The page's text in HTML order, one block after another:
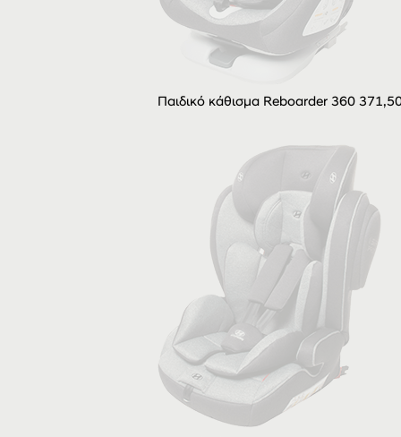
Παιδικό κάθισμα Reboarder 360